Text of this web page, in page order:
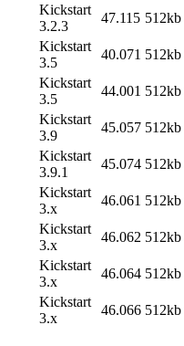
Kickstart
3.2.3
47.115 512kb
Kickstart
3.5
40.071 512kb
Kickstart
3.5
44.001 512kb
Kickstart
3.9
45.057 512kb
Kickstart
3.9.1
45.074 512kb
Kickstart
3.x
46.061 512kb
Kickstart
3.x
46.062 512kb
Kickstart
3.x
46.064 512kb
Kickstart
3.x
46.066 512kb